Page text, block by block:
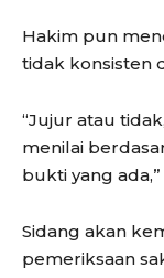
Hakim pun
tidak konsisten
“Jujur atau
menilai
bukti yang
Sidang akan
pemeriksaan